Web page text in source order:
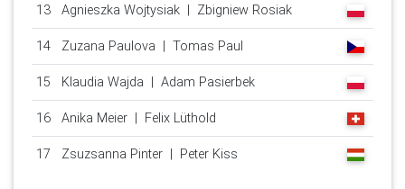
13 Agnieszka Wojtysiak | Zbigniew Rosiak
14 Zuzana Paulova | Tomas Paul
15 Klaudia Wajda | Adam Pasierbek
16 Anika Meier | Felix Lüthold
17 Zsuzsanna Pinter | Peter Kiss